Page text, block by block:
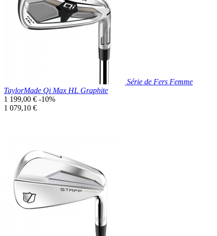
Série de Fers Femme
TaylorMade Qi Max HL Graphite
Prix
de
1 199,00 € -10%
Prix
1 079,10 €
Prix réduit
Aperçu rapide